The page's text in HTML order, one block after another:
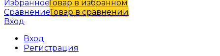
ИзбранноеТовар в избранном
СравнениеТовар в сравнении
Вход
Вход
Регистрация